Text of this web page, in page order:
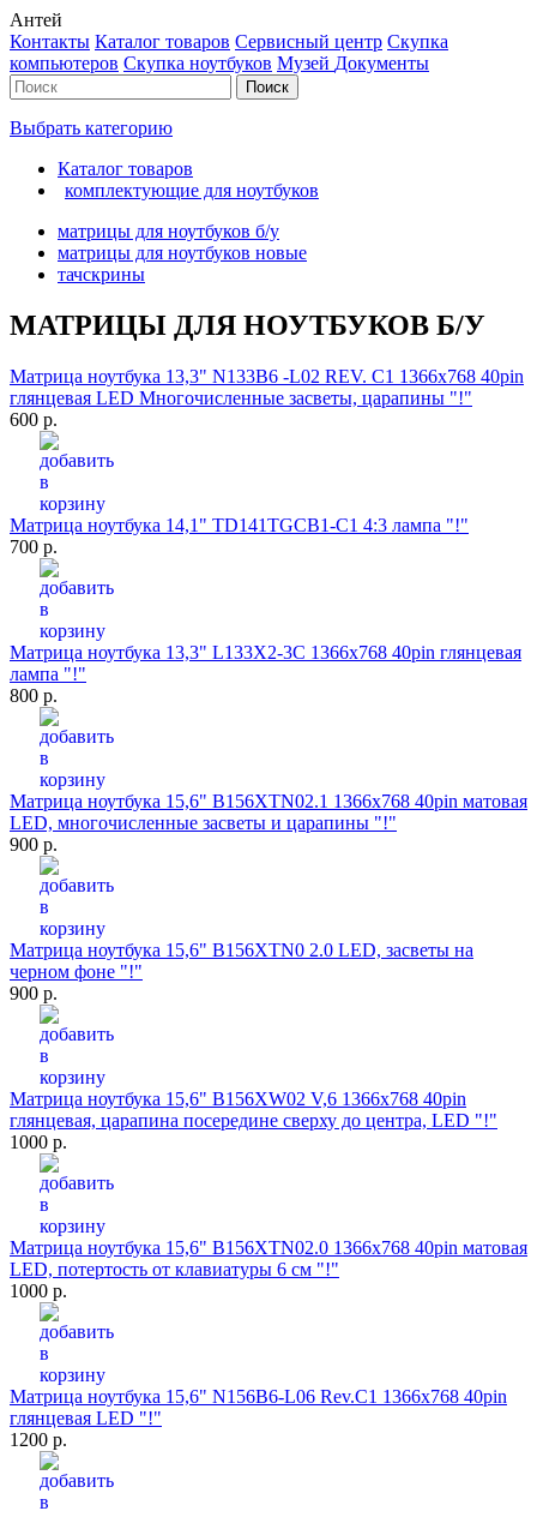
Антей
Контакты Каталог товаров Сервисный центр Cкупка
компьютеров Cкупка ноутбуков Музей Документы
Выбрать категорию
Каталог товаров
комплектующие для ноутбуков
матрицы для ноутбуков б/у
матрицы для ноутбуков новые
тачскрины
МАТРИЦЫ ДЛЯ НОУТБУКОВ Б/У
Матрица ноутбука 13,3" N133B6 -L02 REV. C1 1366x768 40pin
глянцевая LED Многочисленные засветы, царапины "!"
600 р.
Матрица ноутбука 14,1" TD141TGCB1-C1 4:3 лампа "!"
700 р.
Матрица ноутбука 13,3" L133X2-3C 1366x768 40pin глянцевая
лампа "!"
800 р.
Матрица ноутбука 15,6" B156XTN02.1 1366x768 40pin матовая
LED, многочисленные засветы и царапины "!"
900 р.
Матрица ноутбука 15,6" B156XTN0 2.0 LED, засветы на
черном фоне "!"
900 р.
Матрица ноутбука 15,6" B156XW02 V,6 1366x768 40pin
глянцевая, царапина посередине сверху до центра, LED "!"
1000 р.
Матрица ноутбука 15,6" B156XTN02.0 1366x768 40pin матовая
LED, потертость от клавиатуры 6 см "!"
1000 р.
Матрица ноутбука 15,6" N156B6-L06 Rev.C1 1366x768 40pin
глянцевая LED "!"
1200 р.